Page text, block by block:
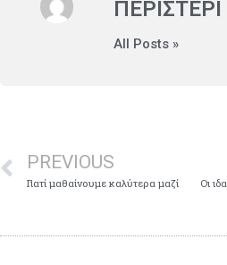
ΠΕΡΙΣΤΕΡΙ
All Posts »
PREVIOUS
Γιατί μαθαίνουμε καλύτερα μαζί